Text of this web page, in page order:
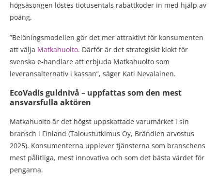
högsäsongen löstes tiotusentals rabattkoder in med hjälp av
poäng.
”Belöningsmodellen gör det mer attraktivt för konsumenten
att välja Matkahuolto. Därför är det strategiskt klokt för
svenska e-handlare att erbjuda Matkahuolto som
leveransalternativ i kassan”, säger Kati Nevalainen.
EcoVadis guldnivå – uppfattas som den mest
ansvarsfulla aktören
Matkahuolto är det högst uppskattade varumärket i sin
bransch i Finland (Taloustutkimus Oy, Brändien arvostus
2025). Konsumenterna upplever tjänsterna som branschens
mest pålitliga, mest innovativa och som det bästa värdet för
pengarna.